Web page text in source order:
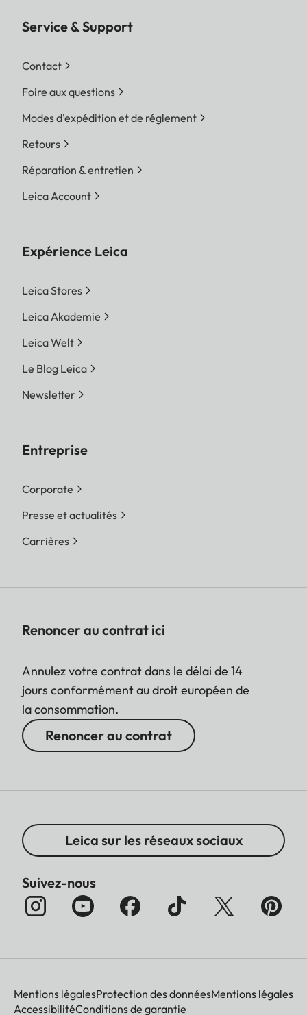
Service & Support
Contact
Foire aux questions
Modes d'expédition et de réglement
Retours
Réparation & entretien
Leica Account
Expérience Leica
Leica Stores
Leica Akademie
Leica Welt
Le Blog Leica
Newsletter
Entreprise
Corporate
Presse et actualités
Carrières
Renoncer au contrat ici
Annulez votre contrat dans le délai de 14
jours conformément au droit européen de
la consommation.
Renoncer au contrat
Leica sur les réseaux sociaux
Suivez-nous
Mentions légalesProtection des donnéesMentions légales
AccessibilitéConditions de garantie